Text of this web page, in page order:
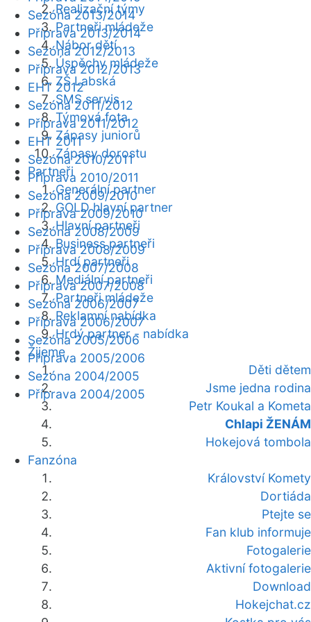
Realizační týmy
Partneři mládeže
Nábor dětí
Úspěchy mládeže
ZŠ Labská
SMS servis
Týmová fota
Zápasy juniorů
Zápasy dorostu
Partneři
Generální partner
GOLD hlavní partner
Hlavní partneři
Business partneři
Hrdí partneři
Mediální partneři
Partneři mládeže
Reklamní nabídka
Hrdý partner - nabídka
Žijeme
Děti dětem
Jsme jedna rodina
Petr Koukal a Kometa
Chlapi ŽENÁM
Hokejová tombola
Fanzóna
Království Komety
Dortiáda
Ptejte se
Fan klub informuje
Fotogalerie
Aktivní fotogalerie
Download
Hokejchat.cz
Sezóna 2013/2014
Příprava 2013/2014
Sezóna 2012/2013
Příprava 2012/2013
EHT 2012
Sezóna 2011/2012
Příprava 2011/2012
EHT 2011
Sezóna 2010/2011
Příprava 2010/2011
Sezóna 2009/2010
Příprava 2009/2010
Sezóna 2008/2009
Příprava 2008/2009
Sezóna 2007/2008
Příprava 2007/2008
Sezóna 2006/2007
Příprava 2006/2007
Sezóna 2005/2006
Příprava 2005/2006
Sezóna 2004/2005
Příprava 2004/2005